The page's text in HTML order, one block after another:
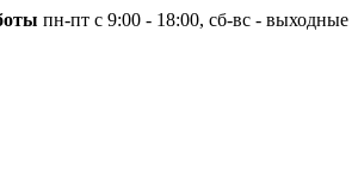
пн-пт с 9:00 - 18:00, сб-вс - выходные